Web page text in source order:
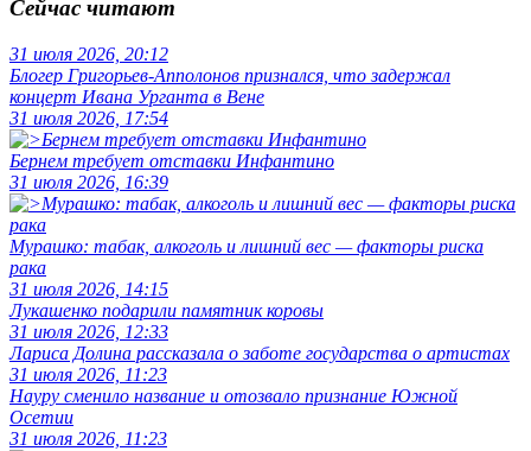
Сейчас читают
31 июля 2026, 20:12
Блогер Григорьев-Апполонов признался, что задержал
концерт Ивана Урганта в Вене
31 июля 2026, 17:54
Бернем требует отставки Инфантино
31 июля 2026, 16:39
Мурашко: табак, алкоголь и лишний вес — факторы риска
рака
31 июля 2026, 14:15
Лукашенко подарили памятник коровы
31 июля 2026, 12:33
Лариса Долина рассказала о заботе государства о артистах
31 июля 2026, 11:23
Науру сменило название и отозвало признание Южной
Осетии
31 июля 2026, 11:23